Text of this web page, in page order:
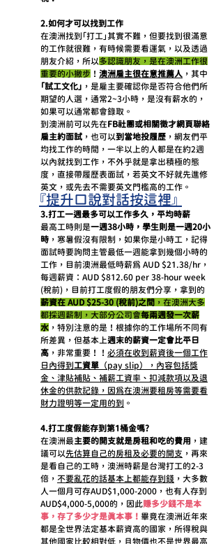
2.如何才可以找到工作
在澳洲找到「打工」其實不難，但要找到很滿意
的工作就很難，有時候需要看運氣，以及透過
朋友介紹，所以多認識朋友，是在澳洲工作很
重要的小撇步 ！ 澳洲雇主很在意推薦人 ，其中
「試工文化」 ，是雇主要確認你是否符合他們所
期望的人選，通常2~3小時，是沒有薪水的，
如果可以通常都會錄取。
到澳洲前可以先在FB社團或相關徵才網頁聯絡
雇主約面試 ，也可以到當地投履歷 ，網友們平
均找工作的時間，一半以上的人都是在約2週
以內就找到工作，不外乎就是拿出積極的態
度，直接帶履歷表面試，若英文不好就先進修
英文，或先去不需要英文門檻高的工作。
『提升口說對話按這裡』
3.打工一週最多可以工作多久，平均時薪
最高工時則是一週38小時，學生則是一週20小
時 ，寒暑假沒有限制，如果你是小時工，記得
面試時要詢問主管最低一週能拿到幾個小時的
工作，目前澳洲最低時薪為 AUD $21.38/hr，
每週薪資：AUD $812.60 per 38-hour week
(稅前)，目前打工度假的朋友們分享，拿到的
薪資在 AUD $25-30 (稅前)之間 ，在澳洲大多
都採週薪制，大部分公司會每兩週發一次薪
水 ，特別注意的是！根據你的工作場所不同有
所差異，但基本上週末的薪資一定會比平日
高 ，非常重要！！ 必須在收到薪資後一個工作
日內得到工資單 （pay slip），內容包括獎
金、津貼補貼、補薪工資率、扣減款項以及退
休金的供款記錄，因為在澳洲要租房等需要看
財力證明等一定用的到 。
4.打工度假能存到第1桶金嗎?
在澳洲最主要的開支就是房租和吃的費用 ，建
議可以先估算自己的房租及必要的開支 ，再來
是看自己的工時，澳洲時薪是台灣打工的2-3
倍， 不要亂花的話基本上都能存到錢 ，大多數
人一個月可存AUD$1,000-2000，也有人存到
AUD$4,000-5,000的，因此賺多少錢不是本
事，存了多少才是真本事！ 畢竟在澳洲近年來
都是全世界法定基本薪資高的國家，所得稅與
其他國家比較相對低，且物價也不是世界最高